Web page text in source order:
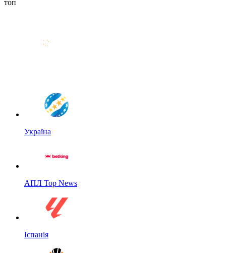
топ
Україна
АПЛ Top News
Іспанія